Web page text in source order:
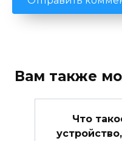
Вам также
Что